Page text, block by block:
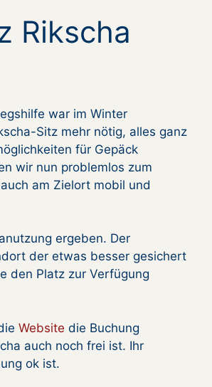
Rikscha
war im Winter
Sitz mehr nötig, alles ganz
für Gepäck
wir nun problemlos zum
am Zielort mobil und
ergeben. Der
der etwas besser gesichert
den Platz zur Verfügung
Website die Buchung
auch noch frei ist. Ihr
ok ist.